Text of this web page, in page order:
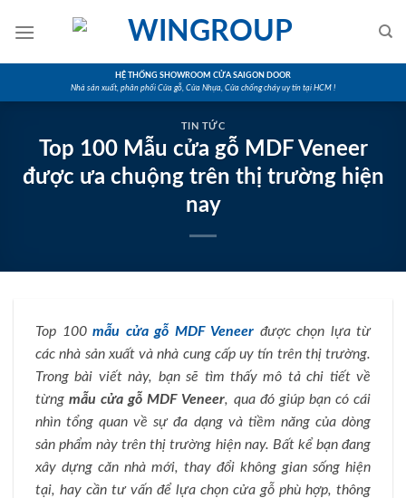
HỆ THỐNG SHOWROOM CỬA SAIGON DOOR
Nhà sản xuất, phân phối Cửa gỗ, Cửa Nhựa, Cửa chống cháy uy tín tại HCM !
TIN TỨC
Top 100 Mẫu cửa gỗ MDF Veneer
được ưa chuộng trên thị trường hiện
nay
Top 100 mẫu cửa gỗ MDF Veneer được chọn lựa từ
các nhà sản xuất và nhà cung cấp uy tín trên thị trường.
Trong bài viết này, bạn sẽ tìm thấy mô tả chi tiết về
từngmẫu cửa gỗ MDF Veneer, qua đó giúp bạn có cái
nhìn tổng quan về sự đa dạng và tiềm năng của dòng
sản phẩm này trên thị trường hiện nay. Bất kể bạn đang
xây dựng căn nhà mới, thay đổi không gian sống hiện
tại, hay cần tư vấn để lựa chọn cửa gỗ phù hợp, thông